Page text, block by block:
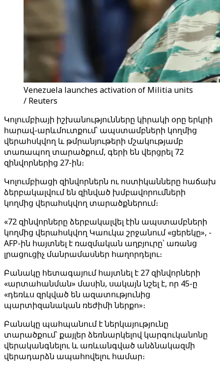
Venezuela launches activation of Militia units
/ Reuters
Կոլումբիայի իշխանությունները կիրակի օրը երկրի
հարավ-արևմուտքում՝ ապստամբների կողմից
վերահսկվող և թմրանյութերի մշակությամբ
տառապող տարածքում, գերի են վերցրել 72
զինվորներից 27-ին։
Կոլումբիացի զինվորներն ու ոստիկանները հաճախ
ձերբակալվում են զինված խմբավորումների
կողմից վերահսկվող տարածքներում։
«72 զինվորները ձերբակալվել էին ապստամբների
կողմից վերահսկվող Կաուկա շրջանում «ցերեկը», -
AFP-ին հայտնել է ռազմական աղբյուրը՝ առանց
լրացուցիչ մանրամասներ հաղորդելու։
Բանակը հետագայում հայտնել է 27 զինվորների
«արտահանման» մասին, սակայն նշել է, որ 45-ը
«դեռևս զրկված են ազատությունից
պարտիզանական ռեժիմի ներքո»։
Բանակը պահպանում է ներկայությունը
տարածքում՝ քայլեր ձեռնարկելով կարգուկանոնը
վերականգնելու և առևանգված անձնակազմի
վերադարձն ապահովելու համար։